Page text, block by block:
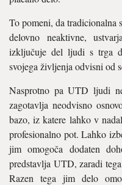
To pomeni, da tradicionalna
delovno neaktivne,
izključuje del ljudi s trga
svojega življenja odvisni od
Nasprotno pa UTD ljudi
zagotavlja neodvisno
bazo, iz katere lahko v
profesionalno pot. Lahko
jim omogoča dodaten
predstavlja UTD, zaradi
Razen tega jim delo